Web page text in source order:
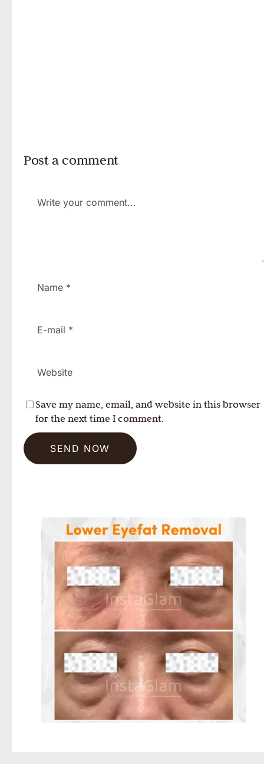
Post a comment
Save my name, email, and website in this browser
for the next time I comment.
SEND NOW